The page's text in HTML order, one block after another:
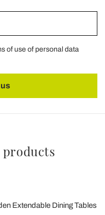
of use of personal data
products
Extendable Dining Tables